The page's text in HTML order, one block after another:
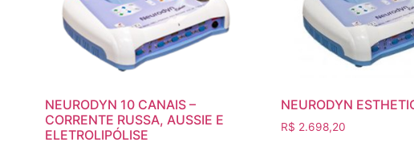
NEURODYN 10 CANAIS –
CORRENTE RUSSA, AUSSIE E
ELETROLIPÓLISE
NEURODYN
R$ 2.698,20